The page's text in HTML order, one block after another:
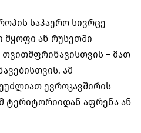
საჰაერო სივრცე
ან რუსეთში
– მათ
ამ
ევროკავშირის
ტერიტორიიდან აფრენა ან